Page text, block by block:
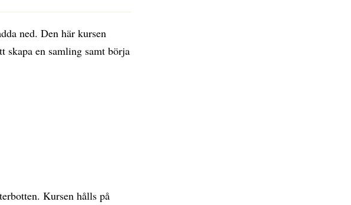
ned. Den här kursen
skapa en samling samt börja
Kursen hålls på